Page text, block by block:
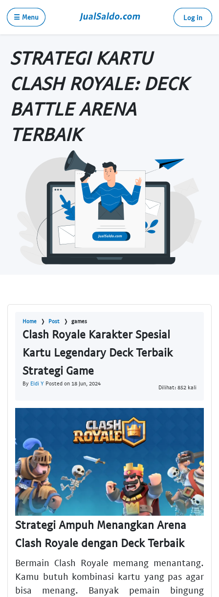
☰ Menu Log in
STRATEGI KARTU
CLASH ROYALE: DECK
BATTLE ARENA
TERBAIK
Home Post games
Clash Royale Karakter Spesial
Kartu Legendary Deck Terbaik
Strategi Game
By Eldi Y Posted on 18 Jun, 2024
Dilihat: 852 kali
Strategi Ampuh Menangkan Arena
Clash Royale dengan Deck Terbaik
Bermain Clash Royale memang menantang.
Kamu butuh kombinasi kartu yang pas agar
bisa menang. Banyak pemain bingung